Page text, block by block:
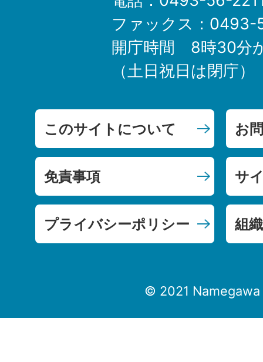
ファックス：
開庁時間 8時30分
（土日祝日は閉庁）
このサイトについて お
免責事項 サ
プライバシーポリシー 組
© 2021 Namegawa